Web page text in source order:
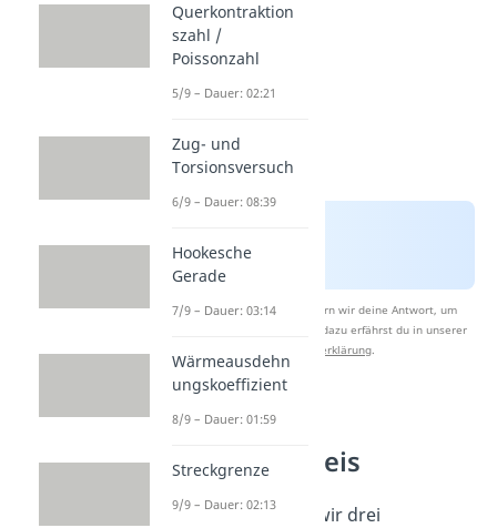
Nach Beantwortung speichern wir deine Antwort, um
Studyflix zu verbessern. Mehr dazu erfährst du in unserer
Datenschutzerklärung.
Mohrscher
Spannungskreis
Insgesamt können wir drei
Querkontraktion
szahl /
Poissonzahl
5/9 – Dauer: 02:21
Zug- und
Torsionsversuch
6/9 – Dauer: 08:39
Hookesche
Gerade
7/9 – Dauer: 03:14
Wärmeausdehn
ungskoeffizient
8/9 – Dauer: 01:59
Streckgrenze
9/9 – Dauer: 02:13